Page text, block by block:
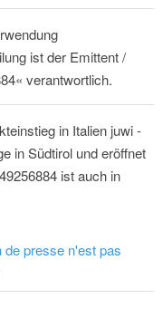
ist der Emittent /
verantwortlich.
in Italien juwi -
in Südtirol und eröffnet
ist auch in
de presse n'est pas